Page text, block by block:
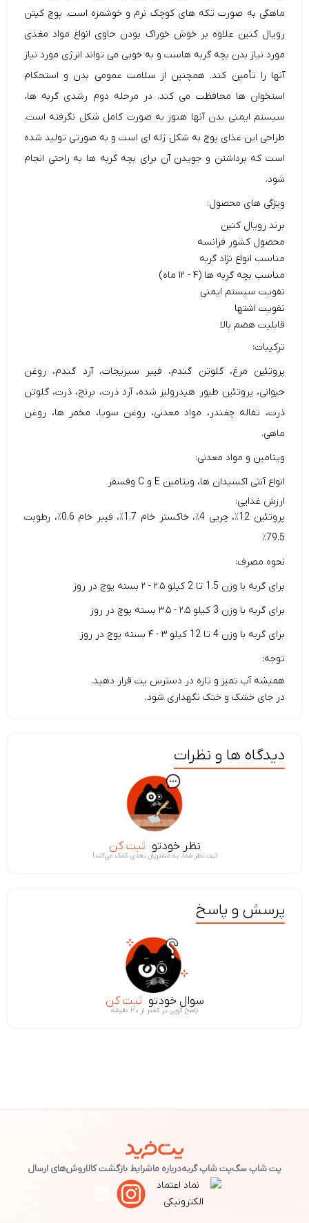
ماهگی به صورت تکه های کوچک نرم وخوشمزه است. پوچ کیتن
رویال کنین علاوه بر خوش خوراک بودن حاوی انواع مواد مغذی
مورد نیاز بدن بچه گربه هاست و به خوبی می تواند انرژی مورد نیاز
آنها را تأمین کند. همچنین از سلامت عمومی بدن و استحکام
استخوان ها محافظت می کند. در مرحله دوم رشدی گربه ها،
سیستم ایمنی بدن آنها هنوز به صورت کامل شکل نگرفته است.
طراحی این غذای پوچ به شکل ژله ای است و به صورتی تولید شده
است که برداشتن و جویدن آن برای بچه گربه ها به راحتی انجام
شود.
ویژگی های محصول:
برند رویال کنین
محصول کشور فرانسه
مناسب انواع نژاد گربه
مناسب بچه گربه ها (۴ - ۱۲ ماه)
تقویت سیستم ایمنی
تقویت اشتها
قابلیت هضم بالا
ترکیبات:
پروتئین مرغ، گلوتن گندم، فیبر سبزیجات، آرد گندم، روغن
حیوانی، پروتئین طیور هیدرولیز شده، آرد ذرت، برنج، ذرت، گلوتن
ذرت، تفاله چغندر، مواد معدنی، روغن سویا، مخمر ها، روغن
ماهی.
ویتامین و مواد معدنی:
انواع آنتی اکسیدان ها، ویتامین E و C وفسفر
ارزش غذایی:
پروتئین 12٪، چربی 4٪، خاکستر خام 1.7٪، فیبر خام 0.6٪، رطوبت
79.5٪
نحوه مصرف:
برای گربه با وزن 1.5 تا 2 کیلو
۲.۵ - ۲ بسته پوچ در روز
برای گربه با وزن 3 کیلو
۲.۵ - ۳.۵ بسته پوچ در روز
برای گربه با وزن 4 تا 12 کیلو
۳ - ۴ بسته پوچ در روز
توجه:
همیشه آب تمیز و تازه در دسترس پت قرار دهید.
در جای خشک و خنک نگهداری شود.
دیدگاه ها و نظرات
نظر خودتو ثبت کن
ثبت نظر شما، به مشتریان بعدی کمک می‌کند!
پرسش و پاسخ
سوال خودتو ثبت کن
پاسخ گویی در کمتر از ۳۰ دقیقه
پت شاپ سگپت شاپ گربهدرباره ماشرایط بازگشت کالاروش‌های ارسال